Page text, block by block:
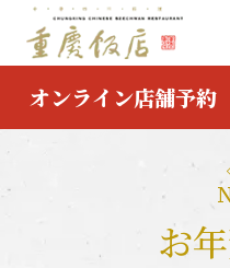
本文へ移動する
オンライン店舗予約
お